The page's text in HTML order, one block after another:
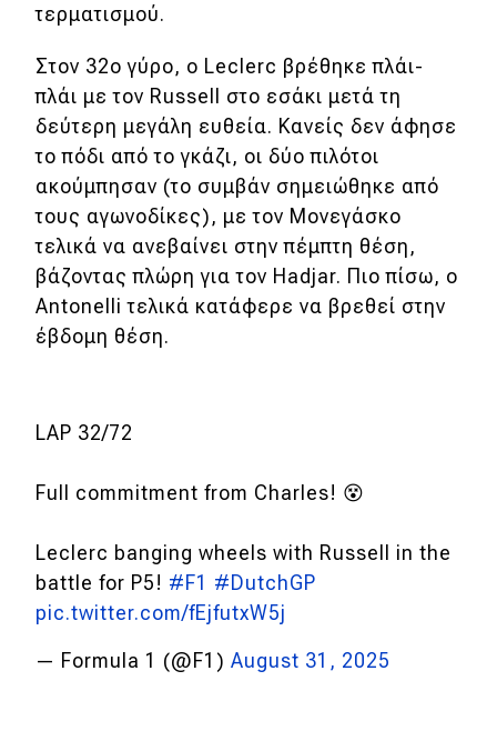
τερματισμού.
Στον 32ο γύρο, ο Leclerc βρέθηκε πλάι-
πλάι με τον Russell στο εσάκι μετά τη
δεύτερη μεγάλη ευθεία. Κανείς δεν άφησε
το πόδι από το γκάζι, οι δύο πιλότοι
ακούμπησαν (το συμβάν σημειώθηκε από
τους αγωνοδίκες), με τον Μονεγάσκο
τελικά να ανεβαίνει στην πέμπτη θέση,
βάζοντας πλώρη για τον Hadjar. Πιο πίσω, ο
Antonelli τελικά κατάφερε να βρεθεί στην
έβδομη θέση.
LAP 32/72
Full commitment from Charles! 😵
Leclerc banging wheels with Russell in the
battle for P5! #F1 #DutchGP
pic.twitter.com/fEjfutxW5j
— Formula 1 (@F1) August 31, 2025